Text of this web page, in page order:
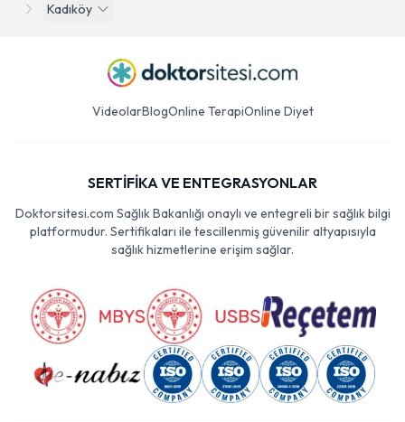
Kadıköy
VideolarBlogOnline TerapiOnline Diyet
SERTİFİKA VE ENTEGRASYONLAR
Doktorsitesi.com Sağlık Bakanlığı onaylı ve entegreli bir sağlık bilgi
platformudur. Sertifikaları ile tescillenmiş güvenilir altyapısıyla
sağlık hizmetlerine erişim sağlar.